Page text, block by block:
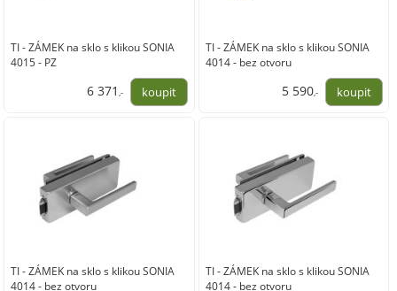
TI - ZÁMEK na sklo s klikou SONIA
4015 - PZ
6 371,-
TI - ZÁMEK na sklo s klikou SONIA
4014 - bez otvoru
5 590,-
TI - ZÁMEK na sklo s klikou SONIA
4014 - bez otvoru
TI - ZÁMEK na sklo s klikou SONIA
4014 - bez otvoru